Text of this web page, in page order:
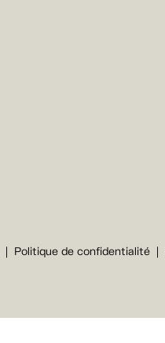
Politique de confidentialité